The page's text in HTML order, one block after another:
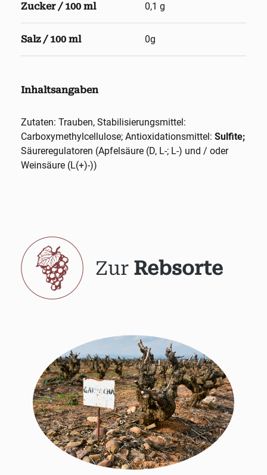
Zucker / 100 ml 0,1 g
Salz / 100 ml 0g
Inhaltsangaben
Zutaten: Trauben, Stabilisierungsmittel:
Carboxymethylcellulose; Antioxidationsmittel: Sulfite;
Säureregulatoren (Apfelsäure (D, L-; L-) und / oder
Weinsäure (L(+)-))
Zur Rebsorte